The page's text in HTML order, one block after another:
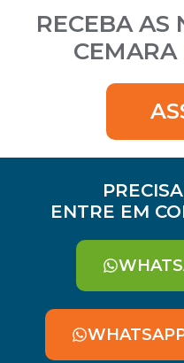
RECEBA AS
CEMARA
ENTRE EM